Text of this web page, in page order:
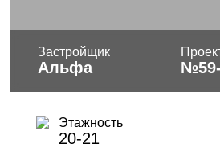
Застройщик
Альфа №59-
Этажность
20-21